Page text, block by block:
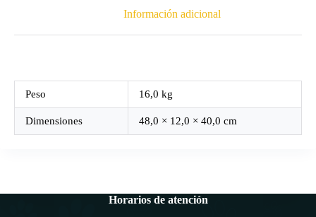
unidades:
cantidad
Información adicional
Peso 16,0 kg
Dimensiones 48,0 × 12,0 × 40,0 cm
Horarios de atención